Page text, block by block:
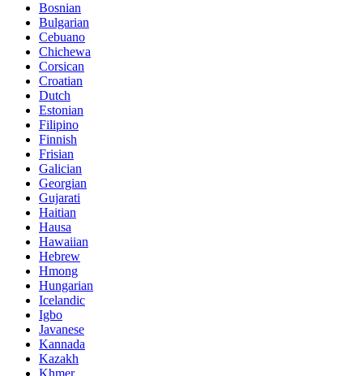
Bosnian
Bulgarian
Cebuano
Chichewa
Corsican
Croatian
Dutch
Estonian
Filipino
Finnish
Frisian
Galician
Georgian
Gujarati
Haitian
Hausa
Hawaiian
Hebrew
Hmong
Hungarian
Icelandic
Igbo
Javanese
Kannada
Kazakh